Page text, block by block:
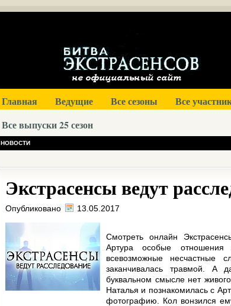
Главная Ведущие Все сезоны Все
Все выпуски 25 сезон
НОВОСТИ
Экстрасенсы ведут
Опубликовано 13.05.2017
Смотреть онлайн
Артура особые отношения
всевозможные несчастные
заканчивалась травмой.
буквальном смысле нет
Наталья и познакомилась с
фотографию. Кол вонзился